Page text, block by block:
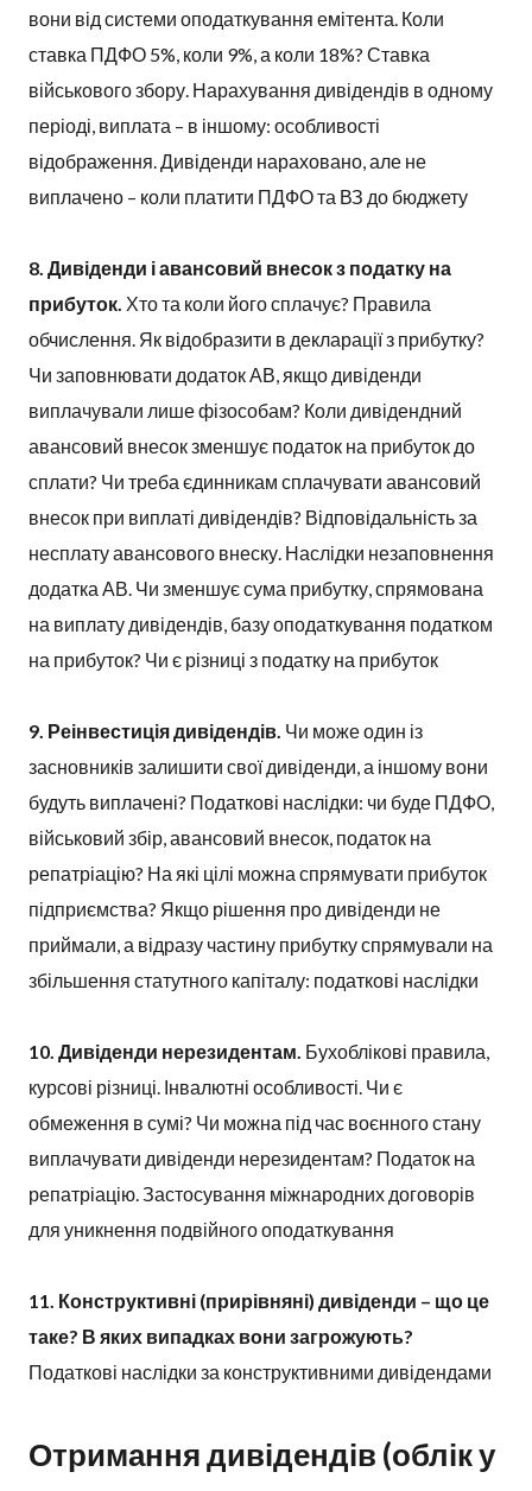
вони від системи оподаткування емітента. Коли
ставка ПДФО 5%, коли 9%, а коли 18%? Ставка
військового збору. Нарахування дивідендів в одному
періоді, виплата – в іншому: особливості
відображення. Дивіденди нараховано, але не
виплачено – коли платити ПДФО та ВЗ до бюджету
8. Дивіденди і авансовий внесок з податку на
прибуток. Хто та коли його сплачує? Правила
обчислення. Як відобразити в декларації з прибутку?
Чи заповнювати додаток АВ, якщо дивіденди
виплачували лише фізособам? Коли дивідендний
авансовий внесок зменшує податок на прибуток до
сплати? Чи треба єдинникам сплачувати авансовий
внесок при виплаті дивідендів? Відповідальність за
несплату авансового внеску. Наслідки незаповнення
додатка АВ. Чи зменшує сума прибутку, спрямована
на виплату дивідендів, базу оподаткування податком
на прибуток? Чи є різниці з податку на прибуток
9. Реінвестиція дивідендів. Чи може один із
засновників залишити свої дивіденди, а іншому вони
будуть виплачені? Податкові наслідки: чи буде ПДФО,
військовий збір, авансовий внесок, податок на
репатріацію? На які цілі можна спрямувати прибуток
підприємства? Якщо рішення про дивіденди не
приймали, а відразу частину прибутку спрямували на
збільшення статутного капіталу: податкові наслідки
10. Дивіденди нерезидентам. Бухоблікові правила,
курсові різниці. Інвалютні особливості. Чи є
обмеження в сумі? Чи можна під час воєнного стану
виплачувати дивіденди нерезидентам? Податок на
репатріацію. Застосування міжнародних договорів
для уникнення подвійного оподаткування
11. Конструктивні (прирівняні) дивіденди – що це
таке? В яких випадках вони загрожують?
Податкові наслідки за конструктивними дивідендами
Отримання дивідендів (облік у